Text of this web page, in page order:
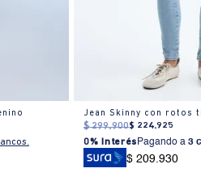
Jean Skinny con rotos
$ 299.900$ 224.925
0% Interés Pagando a3
$ 209.930